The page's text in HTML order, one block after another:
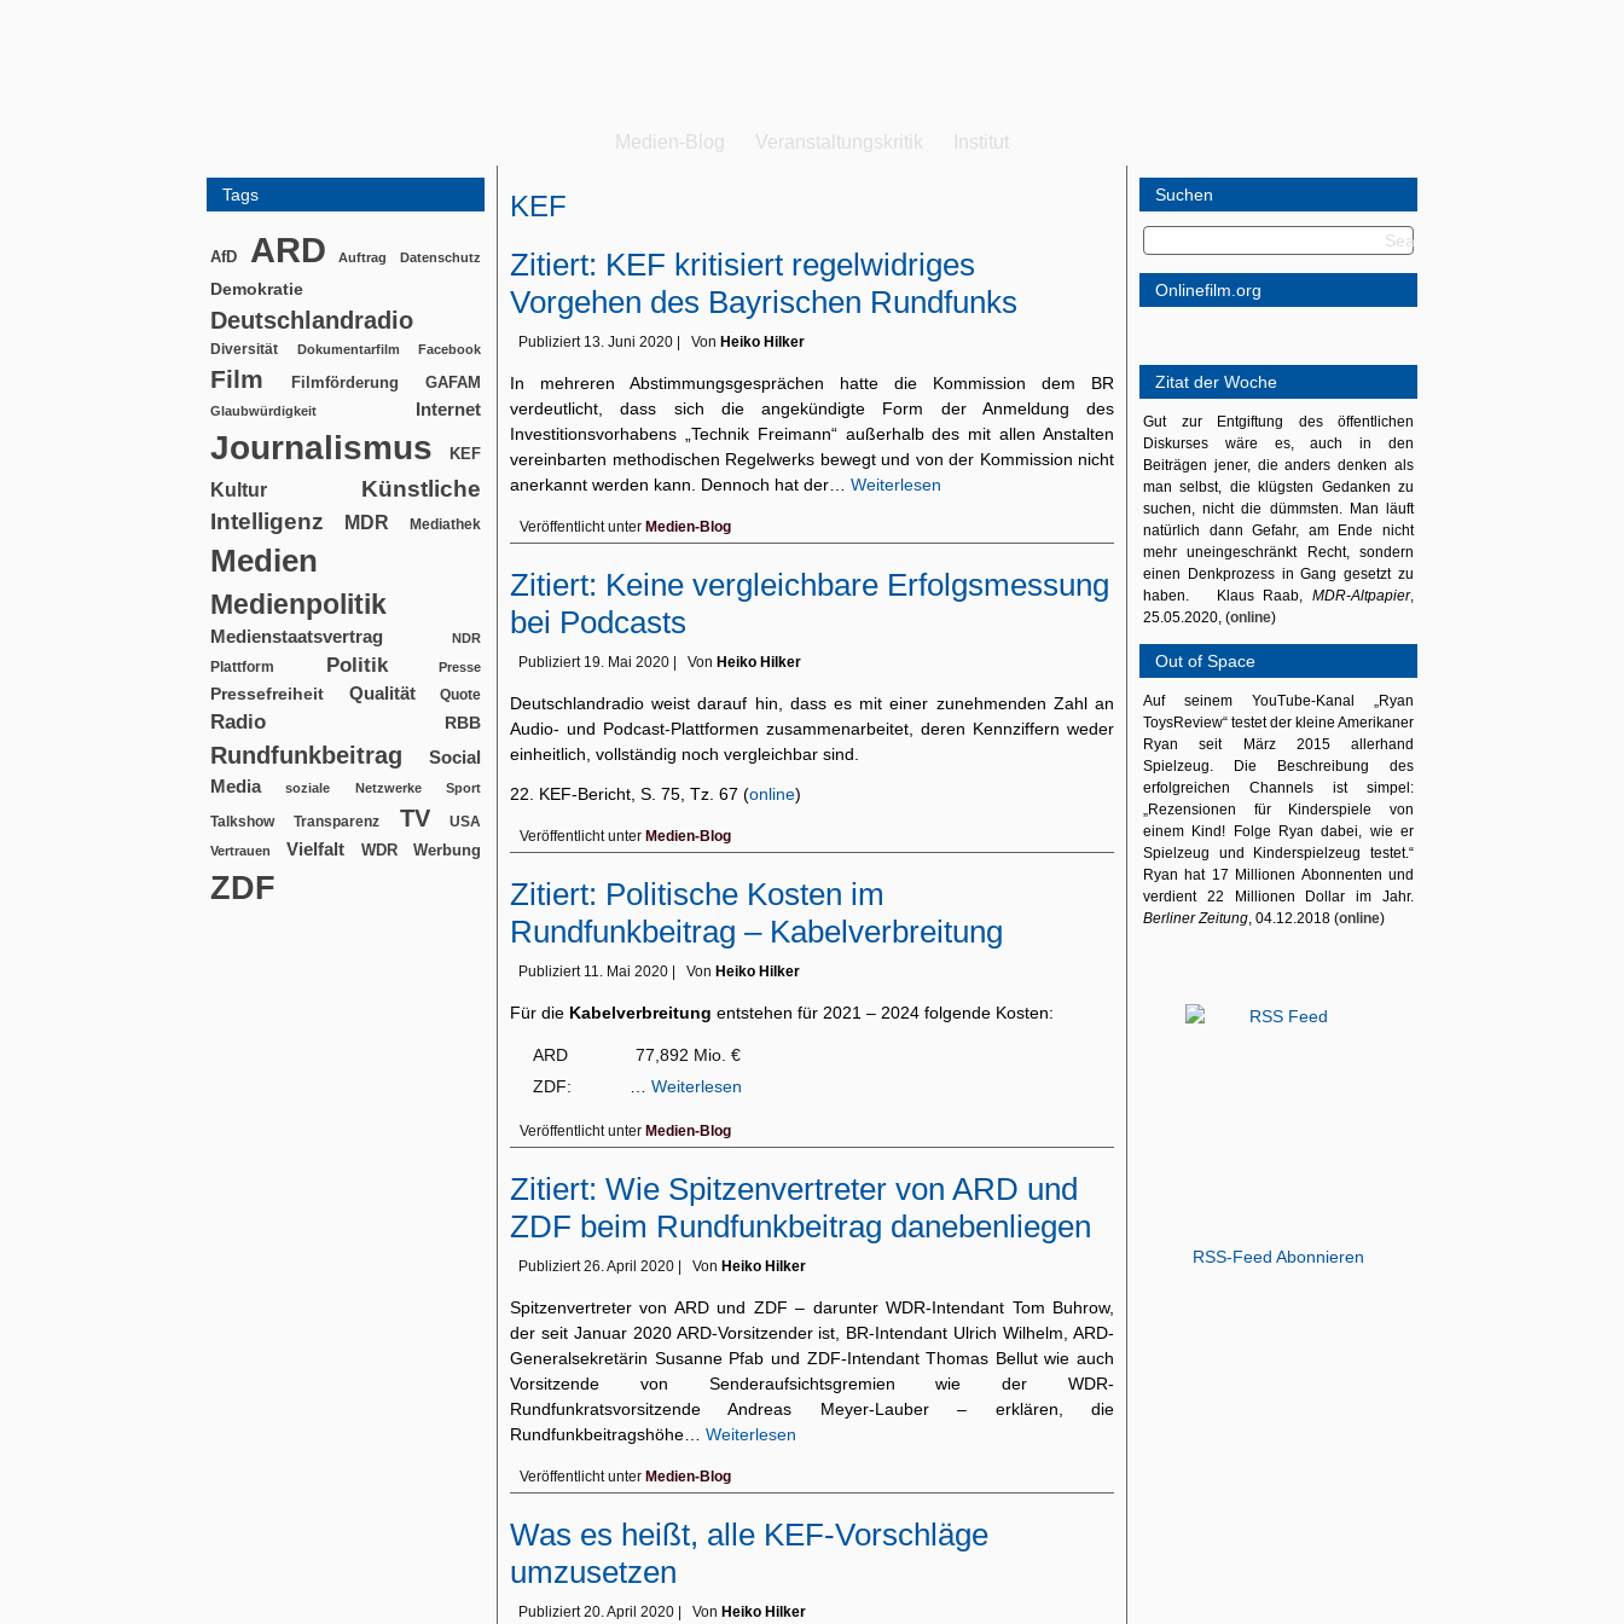
Medien-Blog Veranstaltungskritik Institut
Tags
AfD ARD Auftrag Datenschutz
Demokratie
Deutschlandradio
Diversität Dokumentarfilm Facebook
Film Filmförderung GAFAM
Glaubwürdigkeit Internet
Journalismus KEF
Kultur
Künstliche
Intelligenz
MDR Mediathek
Medien
Medienpolitik
Medienstaatsvertrag NDR
Plattform Politik Presse
Pressefreiheit Qualität Quote
Radio RBB
Rundfunkbeitrag
Social
Media
soziale Netzwerke Sport
Talkshow Transparenz TV USA
Vertrauen Vielfalt WDR Werbung
ZDF
KEF
Zitiert: KEF kritisiert regelwidriges
Vorgehen des Bayrischen Rundfunks
Publiziert 13. Juni 2020 Von Heiko Hilker
In mehreren Abstimmungsgesprächen hatte die Kommission dem BR
verdeutlicht, dass sich die angekündigte Form der Anmeldung des
Investitionsvorhabens „Technik Freimann“ außerhalb des mit allen Anstalten
vereinbarten methodischen Regelwerks bewegt und von der Kommis­sion nicht
anerkannt werden kann. Dennoch hat der… Weiterlesen
Veröffentlicht unter Medien-Blog
Zitiert: Keine vergleichbare Erfolgsmessung
bei Podcasts
Publiziert 19. Mai 2020 Von Heiko Hilker
Deutschlandradio weist darauf hin, dass es mit einer zunehmenden Zahl an
Audio- und Podcast-Plattformen zusammenarbeitet, deren Kennziffern weder
einheitlich, vollständig noch vergleichbar sind.
22. KEF-Bericht, S. 75, Tz. 67 (online)
Veröffentlicht unter Medien-Blog
Zitiert: Politische Kosten im
Rundfunkbeitrag – Kabelverbreitung
Publiziert 11. Mai 2020 Von Heiko Hilker
Für die Kabelverbreitung entstehen für 2021 – 2024 folgende Kosten:
ARD 77,892 Mio. €
ZDF: … Weiterlesen
Veröffentlicht unter Medien-Blog
Zitiert: Wie Spitzenvertreter von ARD und
ZDF beim Rundfunkbeitrag danebenliegen
Publiziert 26. April 2020 Von Heiko Hilker
Spitzenvertreter von ARD und ZDF – darunter WDR-Intendant Tom Buhrow,
der seit Januar 2020 ARD-Vorsitzender ist, BR-Intendant Ulrich Wilhelm, ARD-
Generalsekretärin Susanne Pfab und ZDF-Intendant Thomas Bellut wie auch
Vorsitzende von Senderaufsichtsgremien wie der WDR-
Rundfunkratsvorsitzende Andreas Meyer-Lauber – erklären, die
Rundfunkbeitragshöhe… Weiterlesen
Veröffentlicht unter Medien-Blog
Was es heißt, alle KEF-Vorschläge
umzusetzen
Publiziert 20. April 2020 Von Heiko Hilker
Suchen
Onlinefilm.org
Zitat der Woche
Gut zur Entgiftung des öffentlichen
Diskurses wäre es, auch in den
Beiträgen jener, die anders denken als
man selbst, die klügsten Gedanken zu
suchen, nicht die dümmsten. Man läuft
natürlich dann Gefahr, am Ende nicht
mehr uneingeschränkt Recht, sondern
einen Denkprozess in Gang gesetzt zu
haben. Klaus Raab, MDR-Altpapier,
25.05.2020, (online)
Out of Space
Auf seinem YouTube-Kanal „Ryan
ToysReview“ testet der kleine Amerikaner
Ryan seit März 2015 allerhand
Spielzeug. Die Beschreibung des
erfolgreichen Channels ist simpel:
„Rezensionen für Kinderspiele von
einem Kind! Folge Ryan dabei, wie er
Spielzeug und Kinderspielzeug testet.“
Ryan hat 17 Millionen Abonnenten und
verdient 22 Millionen Dollar im Jahr.
Berliner Zeitung, 04.12.2018 (online)
RSS-Feed Abonnieren